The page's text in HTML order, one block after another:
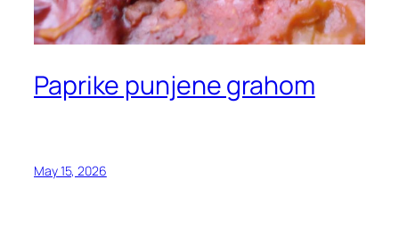
Paprike punjene grahom
May 15, 2026